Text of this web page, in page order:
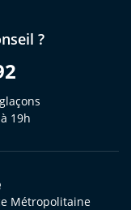
?
19h
Métropolitaine